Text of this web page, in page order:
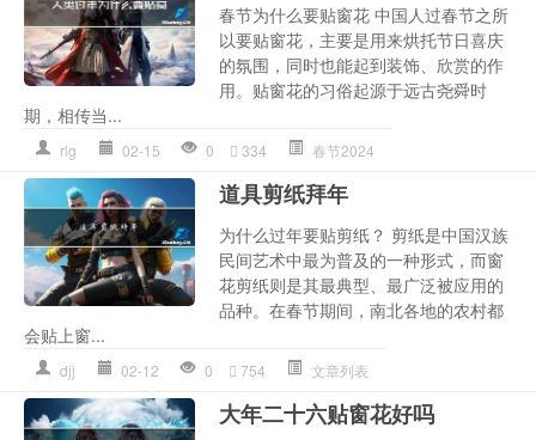
春节为什么要贴窗花 中国人过春节之所
以要贴窗花，主要是用来烘托节日喜庆
的氛围，同时也能起到装饰、欣赏的作
用。贴窗花的习俗起源于远古尧舜时
期，相传当...
rlg 02-15 0 334 春节2024
道具剪纸拜年
为什么过年要贴剪纸？ 剪纸是中国汉族
民间艺术中最为普及的一种形式，而窗
花剪纸则是其最典型、最广泛被应用的
品种。在春节期间，南北各地的农村都
会贴上窗...
djj 02-12 0 754 文章列表
大年二十六贴窗花好吗